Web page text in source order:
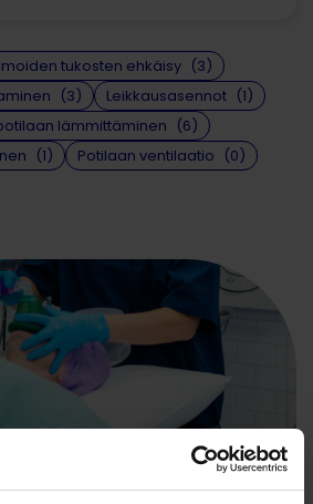
tukosten ehkäisy (3)
(3) Leikkausasennot (1)
lämmittäminen (6)
(1) Potilaan ventilaatio (0)
hengityksen hallinta on
turvaamiseen. Turvallinen